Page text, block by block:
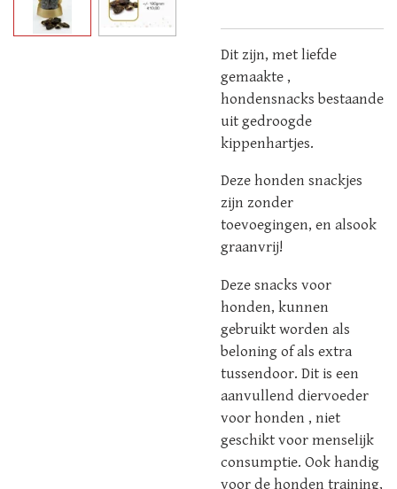
Dit zijn, met liefde
gemaakte ,
hondensnacks bestaande
uit gedroogde
kippenhartjes.
Deze honden snackjes
zijn zonder
toevoegingen, en alsook
graanvrij!
Deze snacks voor
honden, kunnen
gebruikt worden als
beloning of als extra
tussendoor. Dit is een
aanvullend diervoeder
voor honden , niet
geschikt voor menselijk
consumptie. Ook handig
voor de honden training,